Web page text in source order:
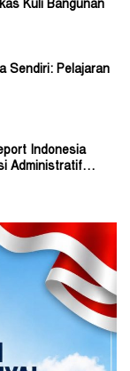
Kuli Bangunan
Sendiri: Pelajaran
Indonesia
Administratif